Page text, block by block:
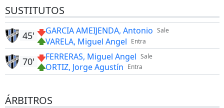
SUSTITUTOS
Sale
GARCIA AMEIJENDA, Antonio
Entra
VARELA, Miguel Angel
45'
Sale
FERRERAS, Miguel Angel
Entra
ORTIZ, Jorge Agustín
70'
ÁRBITROS